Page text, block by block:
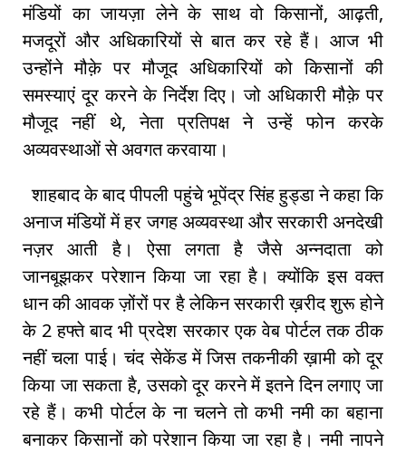
मंडियों का जायज़ा लेने के साथ वो किसानों, आढ़ती,
मजदूरों और अधिकारियों से बात कर रहे हैं। आज भी
उन्होंने मौक़े पर मौजूद अधिकारियों को किसानों की
समस्याएं दूर करने के निर्देश दिए। जो अधिकारी मौक़े पर
मौजूद नहीं थे, नेता प्रतिपक्ष ने उन्हें फोन करके
अव्यवस्थाओं से अवगत करवाया।
शाहबाद के बाद पीपली पहुंचे भूपेंद्र सिंह हुड्डा ने कहा कि
अनाज मंडियों में हर जगह अव्यवस्था और सरकारी अनदेखी
नज़र आती है। ऐसा लगता है जैसे अन्नदाता को
जानबूझकर परेशान किया जा रहा है। क्योंकि इस वक्त
धान की आवक ज़ोंरों पर है लेकिन सरकारी ख़रीद शुरू होने
के 2 हफ्ते बाद भी प्रदेश सरकार एक वेब पोर्टल तक ठीक
नहीं चला पाई। चंद सेकेंड में जिस तकनीकी ख़ामी को दूर
किया जा सकता है, उसको दूर करने में इतने दिन लगाए जा
रहे हैं। कभी पोर्टल के ना चलने तो कभी नमी का बहाना
बनाकर किसानों को परेशान किया जा रहा है। नमी नापने